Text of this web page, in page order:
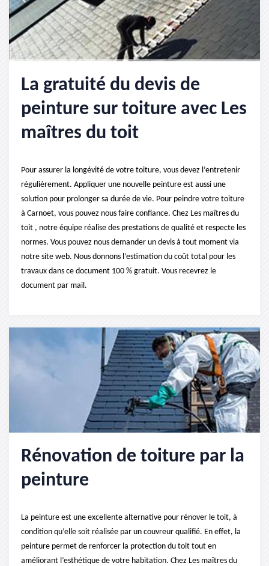
La gratuité du devis de
peinture sur toiture avec Les
maîtres du toit
Pour assurer la longévité de votre toiture, vous devez l’entretenir
régulièrement. Appliquer une nouvelle peinture est aussi une
solution pour prolonger sa durée de vie. Pour peindre votre toiture
à Carnoet, vous pouvez nous faire confiance. Chez Les maîtres du
toit , notre équipe réalise des prestations de qualité et respecte les
normes. Vous pouvez nous demander un devis à tout moment via
notre site web. Nous donnons l’estimation du coût total pour les
travaux dans ce document 100 % gratuit. Vous recevrez le
document par mail.
Rénovation de toiture par la
peinture
La peinture est une excellente alternative pour rénover le toit, à
condition qu’elle soit réalisée par un couvreur qualifié. En effet, la
peinture permet de renforcer la protection du toit tout en
améliorant l’esthétique de votre habitation. Chez Les maîtres du